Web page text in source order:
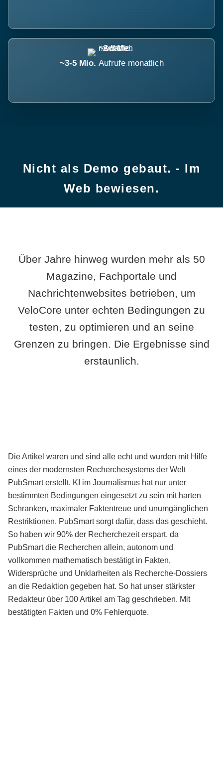
~3-5 Mio. Aufrufe monatlich
Nicht als Demo gebaut. - Im
Web bewiesen.
Über Jahre hinweg wurden mehr als 50
Magazine, Fachportale und
Nachrichtenwebsites betrieben, um
VeloCore unter echten Bedingungen zu
testen, zu optimieren und an seine
Grenzen zu bringen. Die Ergebnisse sind
erstaunlich.
Die Artikel waren und sind alle echt und wurden mit Hilfe
eines der modernsten Recherchesystems der Welt
PubSmart erstellt. KI im Journalismus hat nur unter
bestimmten Bedingungen eingesetzt zu sein mit harten
Schranken, maximaler Faktentreue und unumgänglichen
Restriktionen. PubSmart sorgt dafür, dass das geschieht.
So haben wir 90% der Recherchezeit erspart, da
PubSmart die Recherchen allein, autonom und
vollkommen mathematisch bestätigt in Fakten,
Widersprüche und Unklarheiten als Recherche-Dossiers
an die Redaktion gegeben hat. So hat unser stärkster
Redakteur über 100 Artikel am Tag geschrieben. Mit
bestätigten Fakten und 0% Fehlerquote.